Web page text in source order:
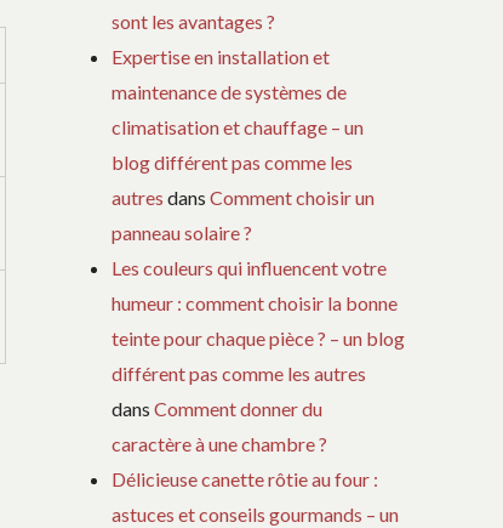
sont les avantages ?
Expertise en installation et
maintenance de systèmes de
climatisation et chauffage – un
blog différent pas comme les
autres dansComment choisir un
panneau solaire ?
Les couleurs qui influencent votre
humeur : comment choisir la bonne
teinte pour chaque pièce ? – un blog
différent pas comme les autres
dansComment donner du
caractère à une chambre ?
Délicieuse canette rôtie au four :
astuces et conseils gourmands – un